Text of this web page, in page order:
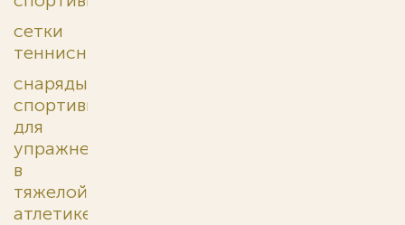
сетки
теннисные
снаряды
спортивные
для
упражнений
в
тяжелой
атлетике